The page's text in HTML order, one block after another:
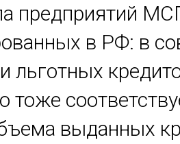
предприятий
в РФ: в
льготных
тоже
выданных